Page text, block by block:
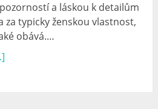
a láskou k detailům
za typicky ženskou vlastnost,
obává.…